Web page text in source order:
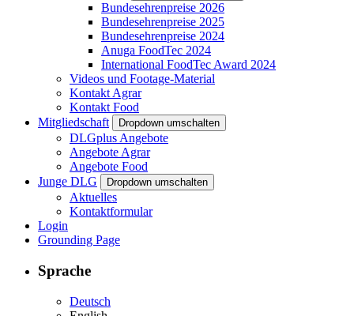
Bundesehrenpreise 2026
Bundesehrenpreise 2025
Bundesehrenpreise 2024
Anuga FoodTec 2024
International FoodTec Award 2024
Videos und Footage-Material
Kontakt Agrar
Kontakt Food
Mitgliedschaft
Dropdown umschalten
DLGplus Angebote
Angebote Agrar
Angebote Food
Junge DLG
Dropdown umschalten
Aktuelles
Kontaktformular
Login
Grounding Page
Sprache
Deutsch